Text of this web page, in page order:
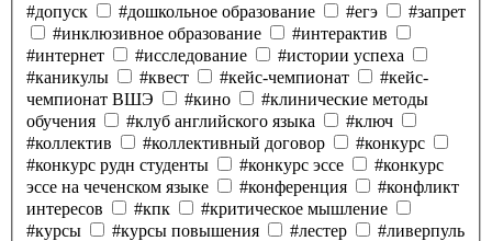
#допуск
#дошкольное образование #егэ
#запрет
#инклюзивное образование
#интерактив
#интернет
#исследование
#истории успеха
#каникулы
#квест #кейс-чемпионат
#кейс-
чемпионат ВШЭ
#кино
#клинические методы
обучения
#клуб английского языка
#ключ
#коллектив
#коллективный договор
#конкурс
#конкурс рудн студенты
#конкурс эссе
#конкурс
эссе на чеченском языке
#конференция
#конфликт
интересов
#кпк
#критическое мышление
#курсы
#курсы повышения #лестер
#ливерпуль